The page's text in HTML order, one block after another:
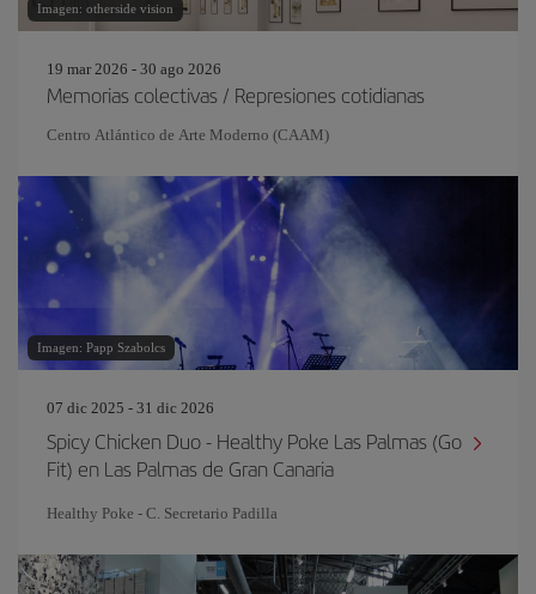
Imagen: otherside vision
19 mar 2026 - 30 ago 2026
Memorias colectivas / Represiones cotidianas
Centro Atlántico de Arte Moderno (CAAM)
Imagen: Papp Szabolcs
07 dic 2025 - 31 dic 2026
Spicy Chicken Duo - Healthy Poke Las Palmas (Go
Fit) en Las Palmas de Gran Canaria
Healthy Poke - C. Secretario Padilla